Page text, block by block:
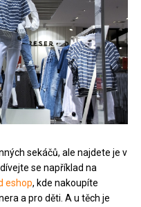
sekáčů, ale najdete je v
se například na
eshop, kde nakoupíte
a pro děti. A u těch je